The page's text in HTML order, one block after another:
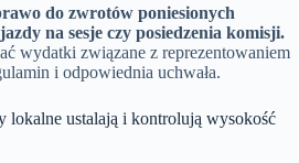
do zwrotów poniesionych
na sesje czy posiedzenia komisji.
wydatki związane z reprezentowaniem
i odpowiednia uchwała.
lokalne ustalają i kontrolują wysokość